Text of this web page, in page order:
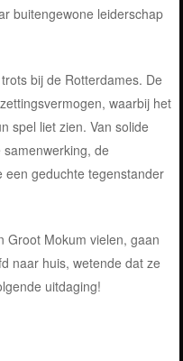
buitengewone leiderschap
bij de Rotterdames. De
waarbij het
spel liet zien. Van solide
de
een geduchte tegenstander
Groot Mokum vielen, gaan
naar huis, wetende dat ze
uitdaging!